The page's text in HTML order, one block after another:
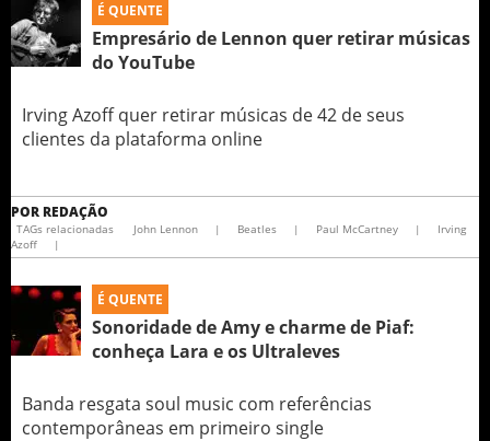
É QUENTE
Empresário de Lennon quer retirar músicas
do YouTube
Irving Azoff quer retirar músicas de 42 de seus
clientes da plataforma online
POR REDAÇÃO
TAGs relacionadas John Lennon | Beatles | Paul McCartney |
Irving
Azoff
|
É QUENTE
Sonoridade de Amy e charme de Piaf:
conheça Lara e os Ultraleves
Banda resgata soul music com referências
contemporâneas em primeiro single